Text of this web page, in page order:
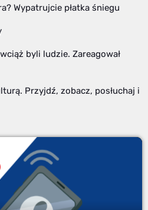
Wypatrujcie płatka śniegu
byli ludzie. Zareagował
Przyjdź, zobacz, posłuchaj i